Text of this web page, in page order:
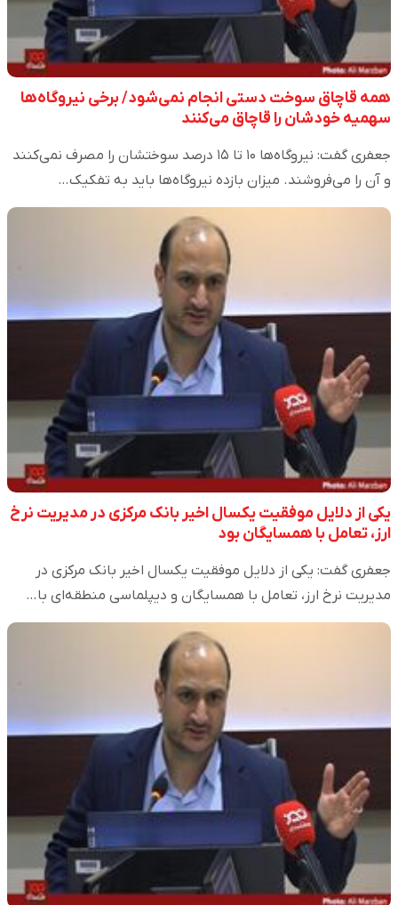
همه قاچاق سوخت دستی انجام نمی‌شود/ برخی نیروگاه‌ها
سهمیه خودشان را قاچاق می‌کنند
جعفری گفت: نیروگاه‌ها ۱۰ تا ۱۵ درصد سوختشان را مصرف نمی‌کنند
و آن را می‌فروشند. میزان بازده نیروگاه‌ها باید به تفکیک…
یکی از دلایل موفقیت یکسال اخیر بانک مرکزی در مدیریت نرخ
ارز، تعامل با همسایگان بود
جعفری گفت: یکی از دلایل موفقیت یکسال اخیر بانک مرکزی در
مدیریت نرخ ارز، تعامل با همسایگان و دیپلماسی منطقه‌ای با…